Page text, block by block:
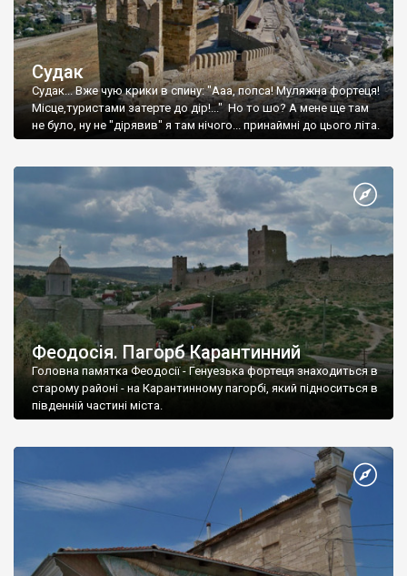
Судак
Судак... Вже чую крики в спину: "Ааа, попса! Муляжна фортеця!
Місце,туристами затерте до дір!..." Но то шо? А мене ще там
не було, ну не "дірявив" я там нічого... принаймні до цього літа.
Феодосія. Пагорб Карантинний
Головна памятка Феодосії - Генуезька фортеця знаходиться в
старому районі - на Карантинному пагорбі, який підноситься в
південній частині міста.